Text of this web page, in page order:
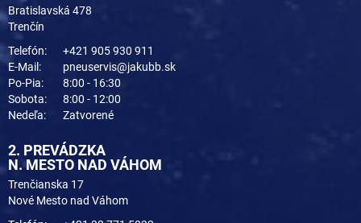
Bratislavská 478
Trenčín
Telefón:
+421 905 930 911
E-Mail:
pneuservis@jakubb.sk
Po-Pia:
8:00 - 16:30
Sobota:
8:00 - 12:00
Nedeľa:
Zatvorené
2. PREVÁDZKA
N. MESTO NAD VÁHOM
Trenčianska 17
Nové Mesto nad Váhom